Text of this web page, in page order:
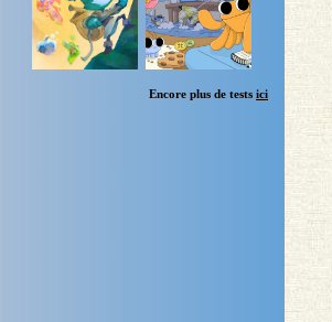
Encore plus de tests ici